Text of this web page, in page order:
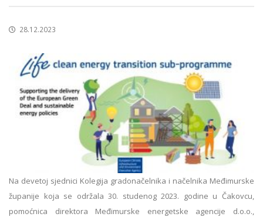
28.12.2023
Na devetoj sjednici Kolegija gradonačelnika i načelnika Međimurske
županije koja se održala 30. studenog 2023. godine u Čakovcu,
pomoćnica direktora Međimurske energetske agencije d.o.o.,